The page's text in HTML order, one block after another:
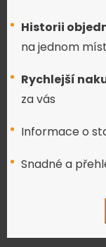
Historii
na jednom
Rychlejší
za vás
Informace o
Snadné a